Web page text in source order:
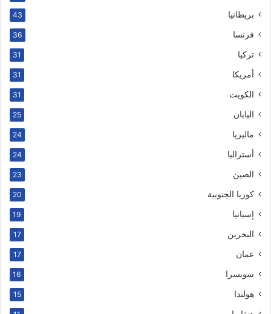
بريطانيا 43
فرنسا 36
تركيا 31
أمريكا 31
الكويت 31
اليابان 25
ماليزيا 24
أستراليا 24
الصين 23
كوريا الجنوبية 20
إسبانيا 19
البحرين 17
عمان 17
سويسرا 16
هولندا 15